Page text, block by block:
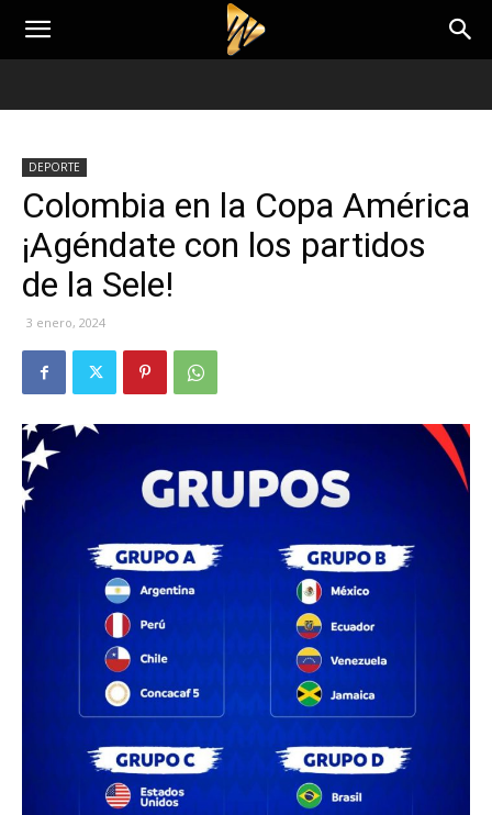
DEPORTE
Colombia en la Copa América
¡Agéndate con los partidos
de la Sele!
3 enero, 2024